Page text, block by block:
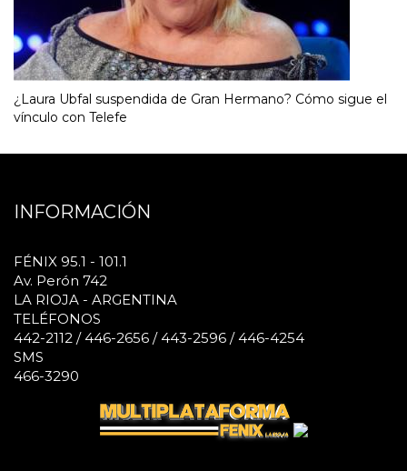
¿Laura Ubfal suspendida de Gran Hermano? Cómo sigue el
vínculo con Telefe
INFORMACIÓN
FÉNIX 95.1 - 101.1
Av. Perón 742
LA RIOJA - ARGENTINA
TELÉFONOS
442-2112 / 446-2656 / 443-2596 / 446-4254
SMS
466-3290